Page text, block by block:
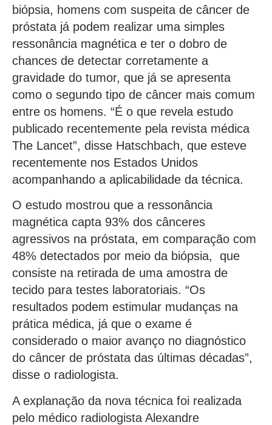
biópsia, homens com suspeita de câncer de
próstata já podem realizar uma simples
ressonância magnética e ter o dobro de
chances de detectar corretamente a
gravidade do tumor, que já se apresenta
como o segundo tipo de câncer mais comum
entre os homens. “É o que revela estudo
publicado recentemente pela revista médica
The Lancet”, disse Hatschbach, que esteve
recentemente nos Estados Unidos
acompanhando a aplicabilidade da técnica.
O estudo mostrou que a ressonância
magnética capta 93% dos cânceres
agressivos na próstata, em comparação com
48% detectados por meio da biópsia, que
consiste na retirada de uma amostra de
tecido para testes laboratoriais. “Os
resultados podem estimular mudanças na
prática médica, já que o exame é
considerado o maior avanço no diagnóstico
do câncer de próstata das últimas décadas”,
disse o radiologista.
A explanação da nova técnica foi realizada
pelo médico radiologista Alexandre